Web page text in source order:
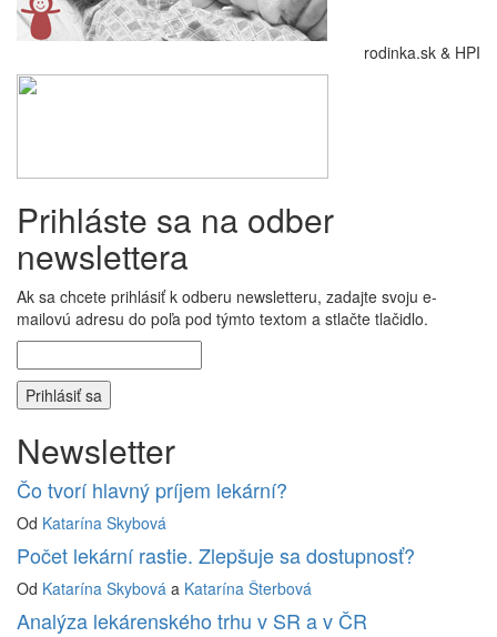
rodinka.sk & HPI
Prihláste sa na odber
newslettera
Ak sa chcete prihlásiť k odberu newsletteru, zadajte svoju e-
mailovú adresu do poľa pod týmto textom a stlačte tlačidlo.
Newsletter
Čo tvorí hlavný príjem lekární?
Od Katarína Skybová
Počet lekární rastie. Zlepšuje sa dostupnosť?
Od Katarína Skybová a Katarína Šterbová
Analýza lekárenského trhu v SR a v ČR